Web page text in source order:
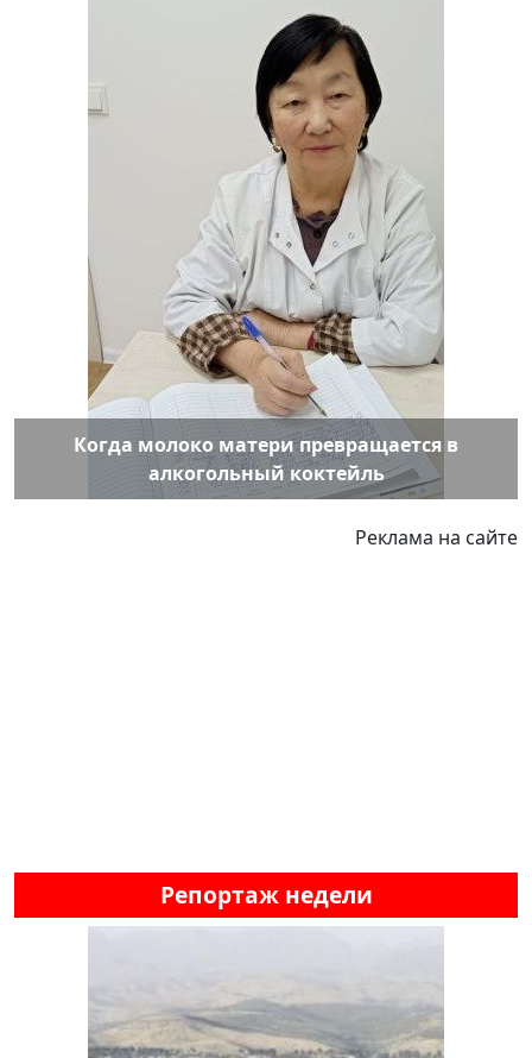
Когда молоко матери превращается в
алкогольный коктейль
Реклама на сайте
Репортаж недели